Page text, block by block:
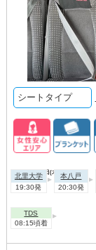
シートタイプ
2026年08月20日(木)
北里大学
19:30発
本八戸
20:30発
TDS
08:15頃着